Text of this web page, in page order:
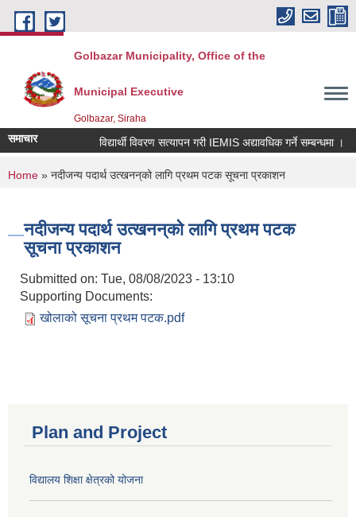
Skip to main content
Golbazar Municipality, Office of the
Municipal Executive
Golbazar, Siraha
समाचार विद्यार्थी विवरण सत्यापन गरी IEMIS अद्यावधिक गर्ने सम्बन्धमा ।
You are here
Home » नदीजन्य पदार्थ उत्खनन्‌को लागि प्रथम पटक सूचना प्रकाशन
नदीजन्य पदार्थ उत्खनन्‌को लागि प्रथम पटक
सूचना प्रकाशन
Submitted on: Tue, 08/08/2023 - 13:10
Supporting Documents:
खोलाको सूचना प्रथम पटक.pdf
Plan and Project
विद्यालय शिक्षा क्षेत्रको योजना